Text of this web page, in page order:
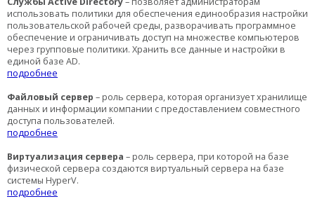
использовать политики для обеспечения единообразия настройки
пользовательской рабочей среды, разворачивать программное
обеспечение и ограничивать доступ на множестве компьютеров
через групповые политики. Хранить все данные и настройки в
единой базе AD.
подробнее
Файловый сервер – роль сервера, которая организует хранилище
данных и информации компании с предоставлением совместного
доступа пользователей.
подробнее
Виртуализация сервера – роль сервера, при которой на базе
физической сервера создаются виртуальный сервера на базе
системы HyperV.
подробнее